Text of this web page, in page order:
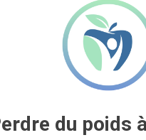
du poids